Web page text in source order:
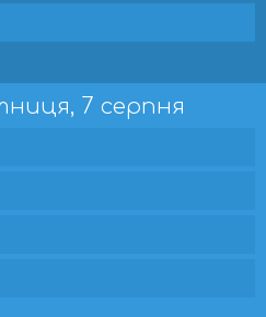
7 серпня